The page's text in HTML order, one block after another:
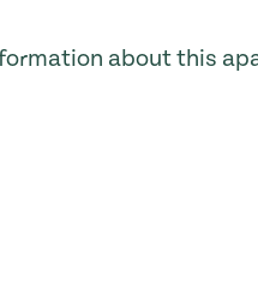
about this